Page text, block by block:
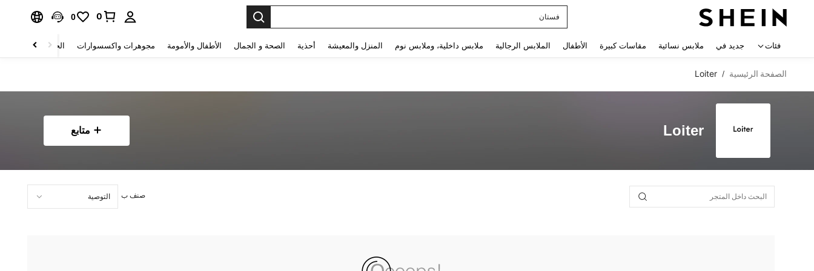
فستان
0
0
فئات جديد في ملابس نسائية مقاسات كبيرة الأطفال الملابس الرجالية ملابس داخلية، وملابس نوم المنزل والمعيشة أحذية الصحة و الجمال الأطفال والأمومة مجوهرات واكسسوارات الحقائب والأمتعة
الصفحة الرئيسية /
Loiter
Loiter متابع
صنف ب